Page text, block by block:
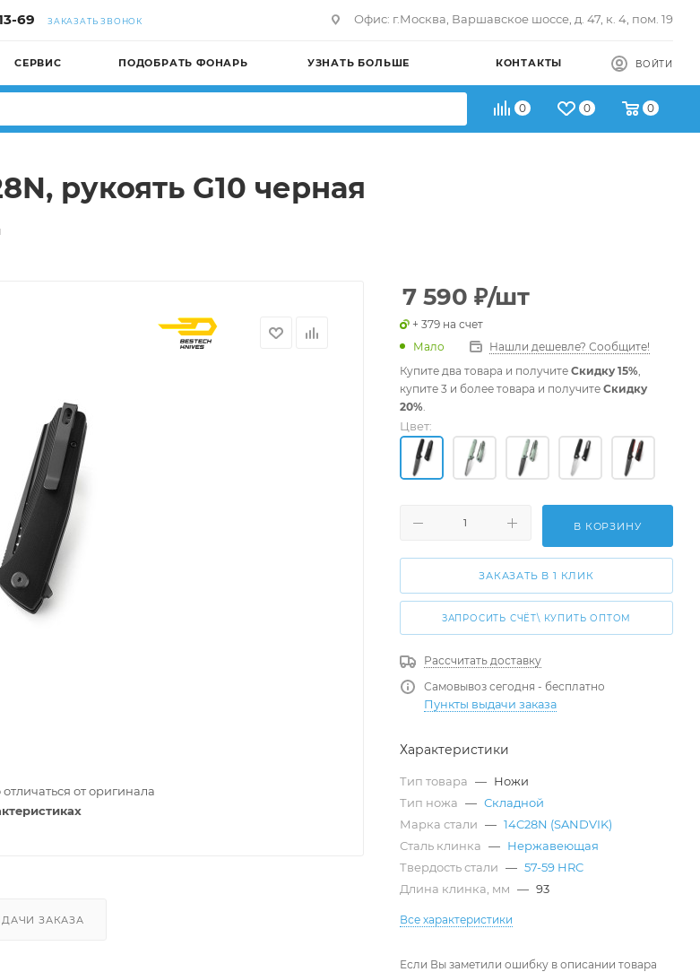
69 ЗАКАЗАТЬ ЗВОНОК Офис: г.Москва, Варшавское шоссе, д. 47, к. 4, пом. 19
СЕРВИС ПОДОБРАТЬ ФОНАРЬ УЗНАТЬ БОЛЬШЕ КОНТАКТЫ ВОЙТИ
0 0 0
рукоять G10 черная
от оригинала
ЗАКАЗА
7 590 ₽/шт
+ 379 на счет
Мало
Нашли дешевле? Сообщите!
Купите два товара и получите Скидку 15%,
купите 3 и более товара и получите Скидку
20%.
Цвет:
В КОРЗИНУ
ЗАКАЗАТЬ В 1 КЛИК
ЗАПРОСИТЬ СЧЁТ\ КУПИТЬ ОПТОМ
Рассчитать доставку
Самовывоз сегодня - бесплатно
Пункты выдачи заказа
Характеристики
Тип товара — Ножи
Тип ножа — Складной
Марка стали — 14C28N (SANDVIK)
Сталь клинка — Нержавеющая
Твердость стали — 57-59 HRC
Длина клинка, мм — 93
Все характеристики
Если Вы заметили ошибку в описании товара